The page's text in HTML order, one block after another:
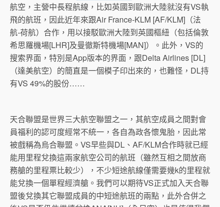
航空，主營中長程航線，比如英國到歐洲大陸就沒有VS執
飛的航班，因此近年來跟Air France-KLM [AF/KLM]（法
航-荷航）合作，用以接駁歐洲大陸到英國樞紐（包括倫敦
希思羅機場[LHR]及曼徹斯特機場[MAN]）。此外，VS的
搜索界面，特別是App版本的界面，跟Delta Airlines [DL]
（達美航空）的簡直是一個模子印出來的，也難怪，DL持
有VS 49%的股份……
天合聯盟是世界三大航空聯盟之一，其航空成員之間對會
員福利的認可度經常不統一，各自為政各懷鬼胎，因此常
被戲稱為烏合聯盟。VS早些與DL、AF/KLM合作時就已經
能用里程兌換這兩家航空公司的航班（雖然互相之間放商
務艙的里程票比較少），不少短途航線僅需要幾k的里程就
能兌換一個單程經濟艙。我們可以期待VS正式加入天合聯
盟後兌換其它聯盟成員的中短途航班的兩點，此外合併之